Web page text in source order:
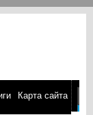
Карта сайта